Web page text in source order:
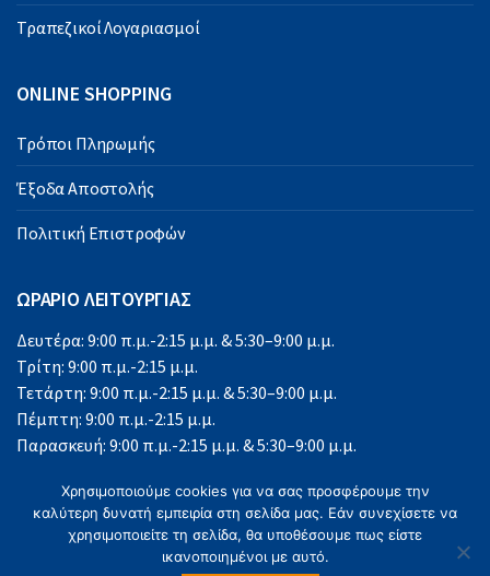
Τραπεζικοί Λογαριασμοί
ONLINE SHOPPING
Τρόποι Πληρωμής
Έξοδα Αποστολής
Πολιτική Επιστροφών
ΩΡΑΡΙΟ ΛΕΙΤΟΥΡΓΙΑΣ
Δευτέρα: 9:00 π.μ.-2:15 μ.μ. & 5:30–9:00 μ.μ.
Τρίτη: 9:00 π.μ.-2:15 μ.μ.
Τετάρτη: 9:00 π.μ.-2:15 μ.μ. & 5:30–9:00 μ.μ.
Πέμπτη: 9:00 π.μ.-2:15 μ.μ.
Παρασκευή: 9:00 π.μ.-2:15 μ.μ. & 5:30–9:00 μ.μ.
Κυριακή: Κλειστά
Χρησιμοποιούμε cookies για να σας προσφέρουμε την
καλύτερη δυνατή εμπειρία στη σελίδα μας. Εάν συνεχίσετε να
χρησιμοποιείτε τη σελίδα, θα υποθέσουμε πως είστε
ικανοποιημένοι με αυτό.